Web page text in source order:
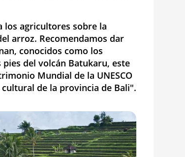
los agricultores sobre la
arroz. Recomendamos dar
conocidos como los
del volcán Batukaru, este
Mundial de la UNESCO
de la provincia de Bali".